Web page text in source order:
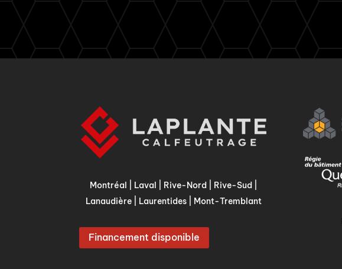
Montréal Laval Rive-Nord| Rive-Sud|
Lanaudière| Laurentides| Mont-Tremblant
Financement disponible